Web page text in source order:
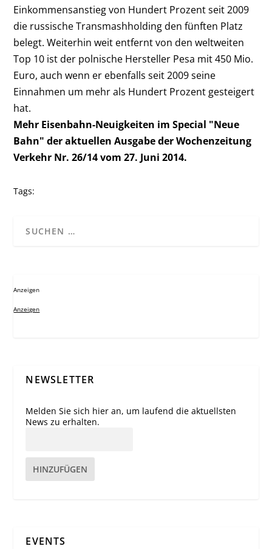
Einkommensanstieg von Hundert Prozent seit 2009
die russische Transmashholding den fünften Platz
belegt. Weiterhin weit entfernt von den weltweiten
Top 10 ist der polnische Hersteller Pesa mit 450 Mio.
Euro, auch wenn er ebenfalls seit 2009 seine
Einnahmen um mehr als Hundert Prozent gesteigert
hat.
Mehr Eisenbahn-Neuigkeiten im Special "Neue
Bahn" der aktuellen Ausgabe der Wochenzeitung
Verkehr Nr. 26/14 vom 27. Juni 2014.
Tags:
Anzeigen
Anzeigen
NEWSLETTER
Melden Sie sich hier an, um laufend die aktuellsten
News zu erhalten.
HINZUFÜGEN
EVENTS